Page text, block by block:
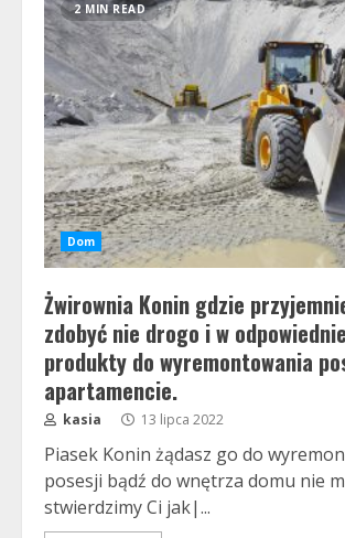
2 MIN READ
Dom
Żwirownia Konin gdzie
zdobyć nie drogo i w
produkty do wyremontowania
apartamencie.
kasia 13 lipca 2022
Piasek Konin żądasz go do
posesji bądź do wnętrza domu nie
stwierdzimy Ci jak|...